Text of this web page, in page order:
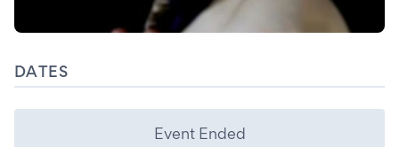
DATES
Event Ended